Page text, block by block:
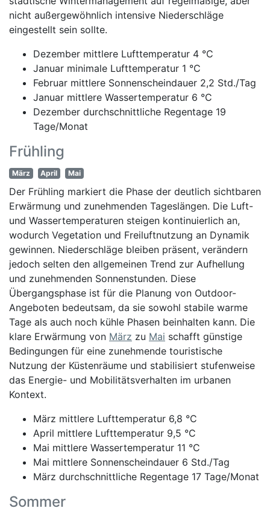
nicht außergewöhnlich intensive Niederschläge
eingestellt sein sollte.
Dezember mittlere Lufttemperatur 4 °C
Januar minimale Lufttemperatur 1 °C
Februar mittlere Sonnenscheindauer 2,2 Std./Tag
Januar mittlere Wassertemperatur 6 °C
Dezember durchschnittliche Regentage 19
Tage/Monat
Frühling
März April Mai
Der Frühling markiert die Phase der deutlich sichtbaren
Erwärmung und zunehmenden Tageslängen. Die Luft-
und Wassertemperaturen steigen kontinuierlich an,
wodurch Vegetation und Freiluftnutzung an Dynamik
gewinnen. Niederschläge bleiben präsent, verändern
jedoch selten den allgemeinen Trend zur Aufhellung
und zunehmenden Sonnenstunden. Diese
Übergangsphase ist für die Planung von Outdoor-
Angeboten bedeutsam, da sie sowohl stabile warme
Tage als auch noch kühle Phasen beinhalten kann. Die
klare Erwärmung von März zu Mai schafft günstige
Bedingungen für eine zunehmende touristische
Nutzung der Küstenräume und stabilisiert stufenweise
das Energie- und Mobilitätsverhalten im urbanen
Kontext.
März mittlere Lufttemperatur 6,8 °C
April mittlere Lufttemperatur 9,5 °C
Mai mittlere Wassertemperatur 11 °C
Mai mittlere Sonnenscheindauer 6 Std./Tag
März durchschnittliche Regentage 17 Tage/Monat
Sommer